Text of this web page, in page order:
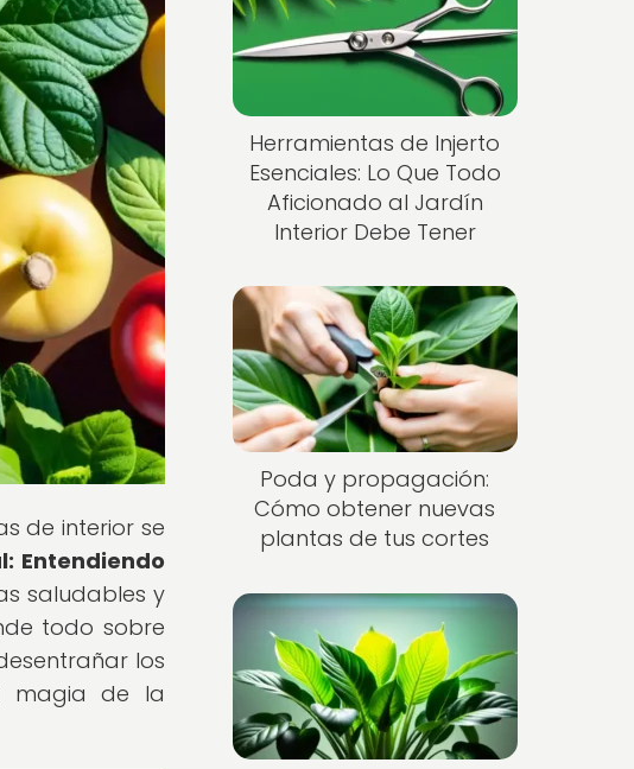
de interior se
Entendiendo
saludables y
todo sobre
los
magia de la
Herramientas de Injerto
Esenciales: Lo Que Todo
Aficionado al Jardín
Interior Debe Tener
Poda y propagación:
Cómo obtener nuevas
plantas de tus cortes